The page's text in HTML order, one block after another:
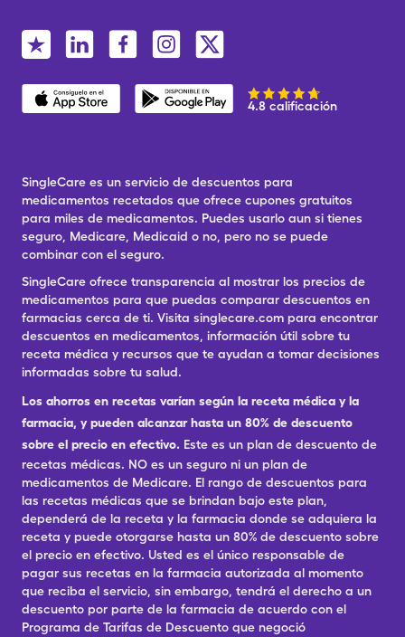
4.8 calificación
SingleCare es un servicio de descuentos para
medicamentos recetados que ofrece cupones gratuitos
para miles de medicamentos. Puedes usarlo aun si tienes
seguro, Medicare, Medicaid o no, pero no se puede
combinar con el seguro.
SingleCare ofrece transparencia al mostrar los precios de
medicamentos para que puedas comparar descuentos en
farmacias cerca de ti. Visita singlecare.com para encontrar
descuentos en medicamentos, información útil sobre tu
receta médica y recursos que te ayudan a tomar decisiones
informadas sobre tu salud.
Los ahorros en recetas varían según la receta médica y la
farmacia, y pueden alcanzar hasta un 80% de descuento
sobre el precio en efectivo. Este es un plan de descuento de
recetas médicas. NO es un seguro ni un plan de
medicamentos de Medicare. El rango de descuentos para
las recetas médicas que se brindan bajo este plan,
dependerá de la receta y la farmacia donde se adquiera la
receta y puede otorgarse hasta un 80% de descuento sobre
el precio en efectivo. Usted es el único responsable de
pagar sus recetas en la farmacia autorizada al momento
que reciba el servicio, sin embargo, tendrá el derecho a un
descuento por parte de la farmacia de acuerdo con el
Programa de Tarifas de Descuento que negoció